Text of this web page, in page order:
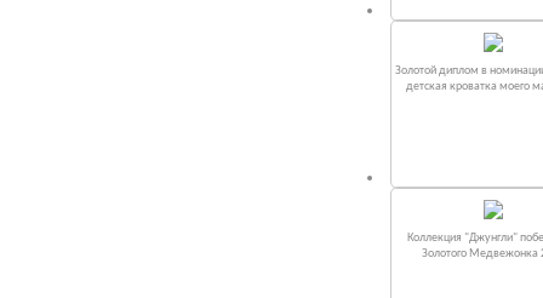
Золотой диплом в
детская кроватка моего
Коллекция "Джунгли"
Золотого Медвежонка